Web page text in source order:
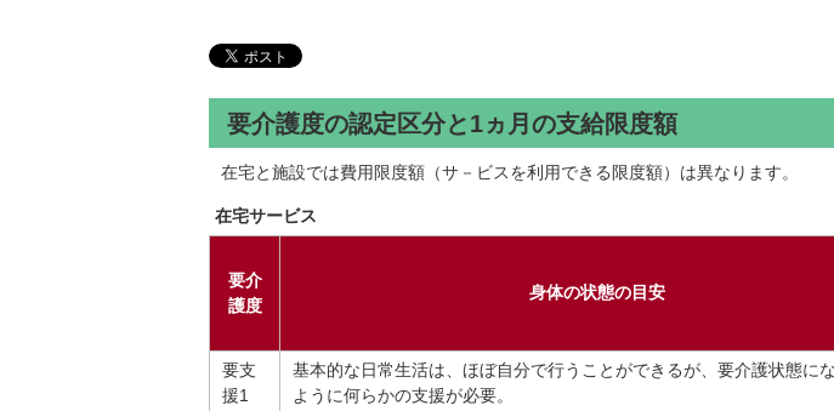
要介護度の認定区分と1ヵ月の支給限度額
在宅と施設では費用限度額（サ－ビスを利用できる限度額）は異なります。
在宅サービス
要介
護度
身体の状態の目安
要支
援1
基本的な日常生活は、ほぼ自分で行うことができるが、要介護状態に
ように何らかの支援が必要。